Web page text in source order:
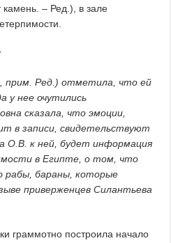
камень. – Ред.), в зале
прим. Ред.) отметила, что ей
у нее очутились
сказала, что эмоции,
в записи, свидетельствуют
О.В. к ней, будет информация
в Египте, о том, что
рабы, бараны, которые
приверженцев Силантьева
граммотно построила начало